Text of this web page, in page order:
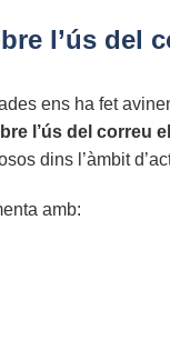
l’ús del
ens ha fet
l’ús del correu
dins l’àmbit
amb: